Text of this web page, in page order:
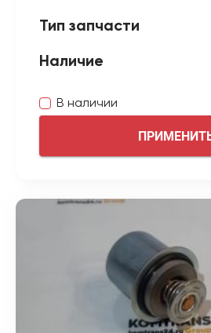
Тип запчасти
Наличие
В наличии